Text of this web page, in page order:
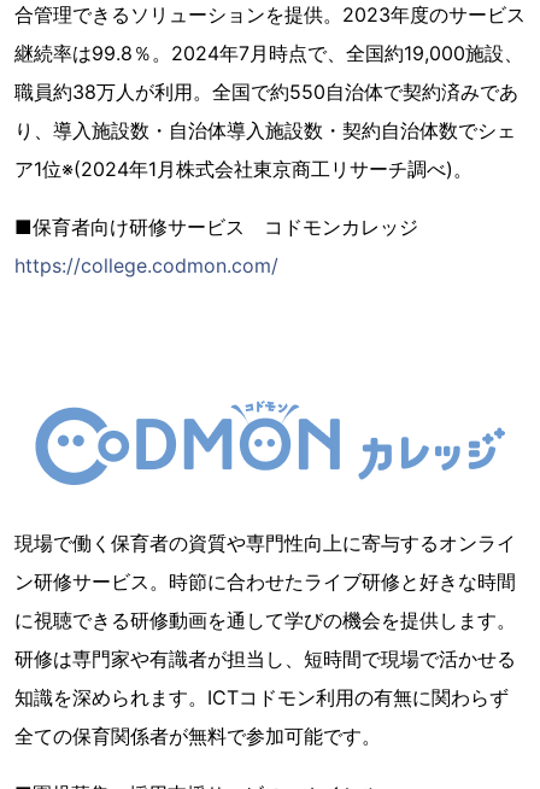
合管理できるソリューションを提供。2023年度のサービス
継続率は99.8％。2024年7月時点で、全国約19,000施設、
職員約38万人が利用。全国で約550自治体で契約済みであ
り、導入施設数・自治体導入施設数・契約自治体数でシェ
ア1位※(2024年1月株式会社東京商工リサーチ調べ)。
■保育者向け研修サービス コドモンカレッジ
https://college.codmon.com/
現場で働く保育者の資質や専門性向上に寄与するオンライ
ン研修サービス。時節に合わせたライブ研修と好きな時間
に視聴できる研修動画を通して学びの機会を提供します。
研修は専門家や有識者が担当し、短時間で現場で活かせる
知識を深められます。ICTコドモン利用の有無に関わらず
全ての保育関係者が無料で参加可能です。